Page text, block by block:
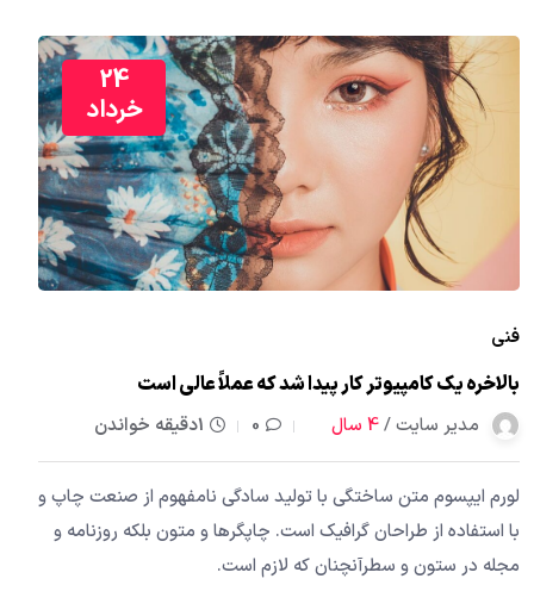
24
خرداد
فنی
بالاخره یک کامپیوتر کار پیدا شد که عملاً عالی است
مدیر سایت /4 سال 0 1دقیقه خواندن
لورم ایپسوم متن ساختگی با تولید سادگی نامفهوم از صنعت چاپ و
با استفاده از طراحان گرافیک است. چاپگرها و متون بلکه روزنامه و
مجله در ستون و سطرآنچنان که لازم است.